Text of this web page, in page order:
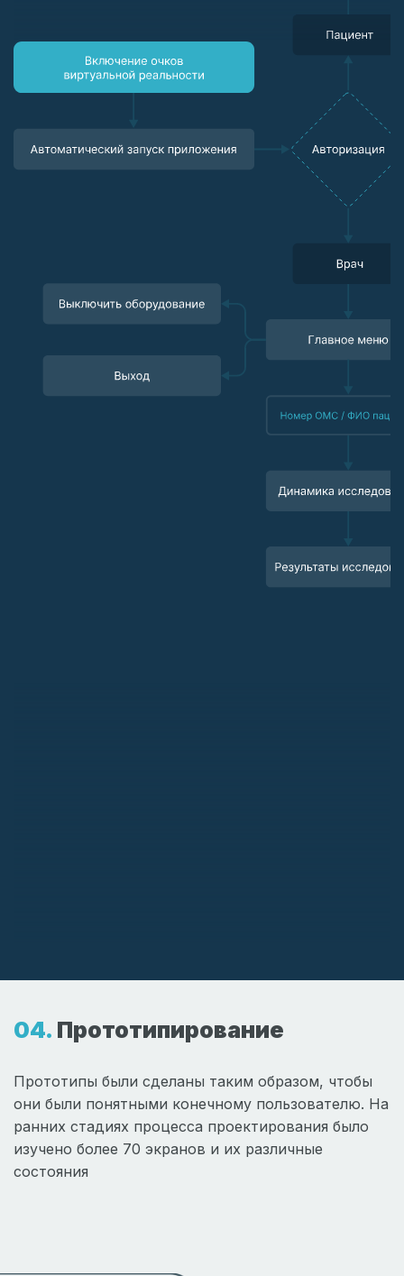
Прототипирование
Прототипы были сделаны таким образом, чтобы
они были понятными конечному пользователю. На
ранних стадиях процесса проектирования было
изучено более 70 экранов и их различные
состояния